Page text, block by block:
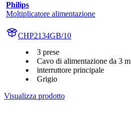
Philips
Moltiplicatore alimentazione
CHP2134GB/10
3 prese
Cavo di alimentazione da 3 m
interruttore principale
Grigio
Visualizza prodotto